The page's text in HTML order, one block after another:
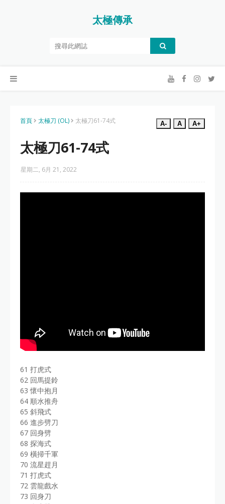
太極傳承
首頁 太極刀 (OL) 太極刀61-74式 A- A A+
太極刀61-74式
星期二, 6月 21, 2022
61 打虎式
62 回馬提鈴
63 懷中抱月
64 順水推舟
65 斜飛式
66 進步劈刀
67 回身劈
68 探海式
69 橫掃千軍
70 流星趕月
71 打虎式
72 雲龍戲水
73 回身刀